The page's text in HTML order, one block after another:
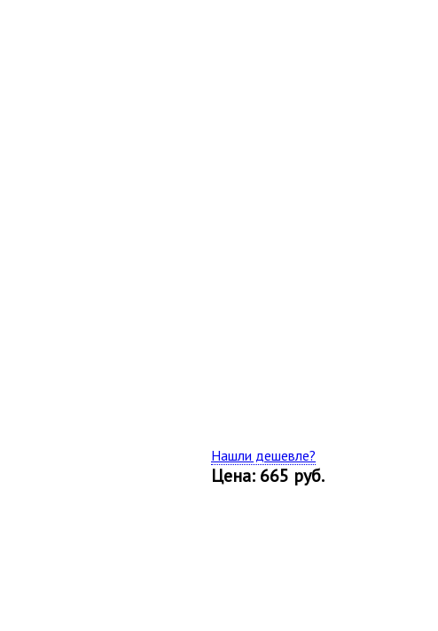
Нашли дешевле?
Цена: 665 руб.